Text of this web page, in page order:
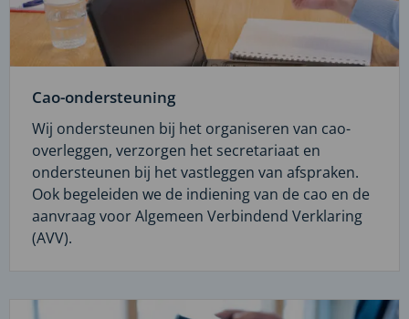
Cao-ondersteuning
Wij ondersteunen bij het organiseren van cao-
overleggen, verzorgen het secretariaat en
ondersteunen bij het vastleggen van afspraken.
Ook begeleiden we de indiening van de cao en de
aanvraag voor Algemeen Verbindend Verklaring
(AVV).